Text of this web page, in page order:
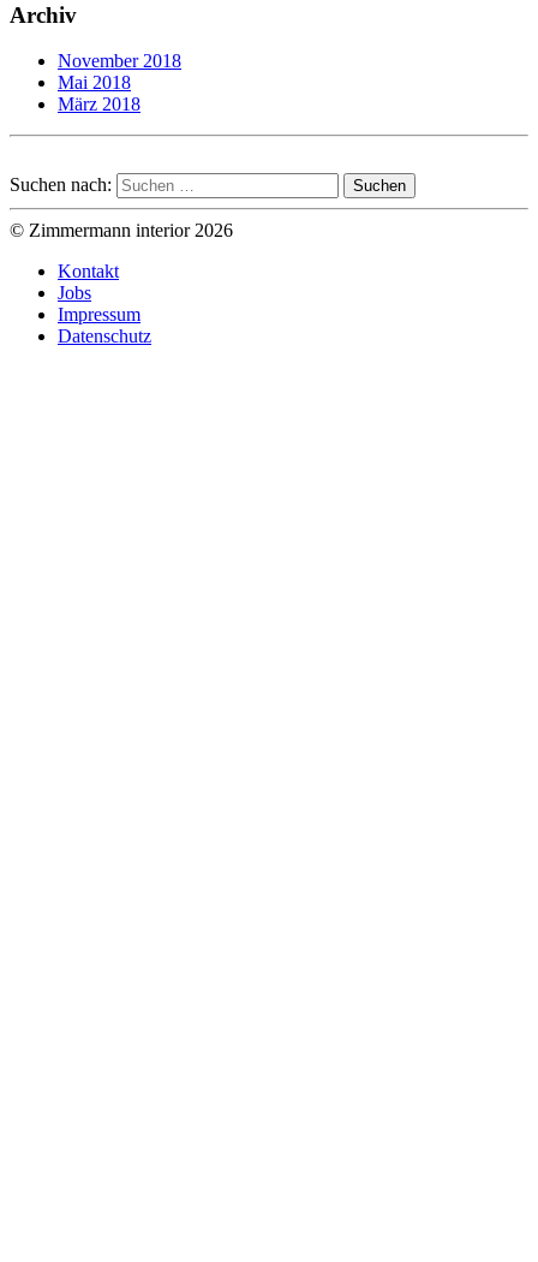
Archiv
November 2018
Mai 2018
März 2018
Suchen nach:
© Zimmermann interior 2026
Kontakt
Jobs
Impressum
Datenschutz